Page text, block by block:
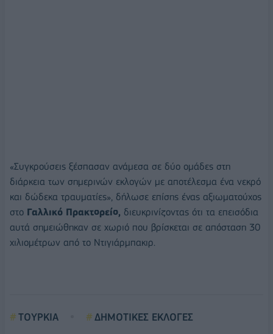
«Συγκρούσεις ξέσπασαν ανάμεσα σε δύο ομάδες στη
διάρκεια των σημερινών εκλογών με αποτέλεσμα ένα νεκρό
και δώδεκα τραυματίες», δήλωσε επίσης ένας αξιωματούχος
στο Γαλλικό Πρακτορείο, διευκρινίζοντας ότι τα επεισόδια
αυτά σημειώθηκαν σε χωριό που βρίσκεται σε απόσταση 30
χιλιομέτρων από το Ντιγιάρμπακιρ.
ΤΟΥΡΚΙΑ ΔΗΜΟΤΙΚΕΣ ΕΚΛΟΓΕΣ